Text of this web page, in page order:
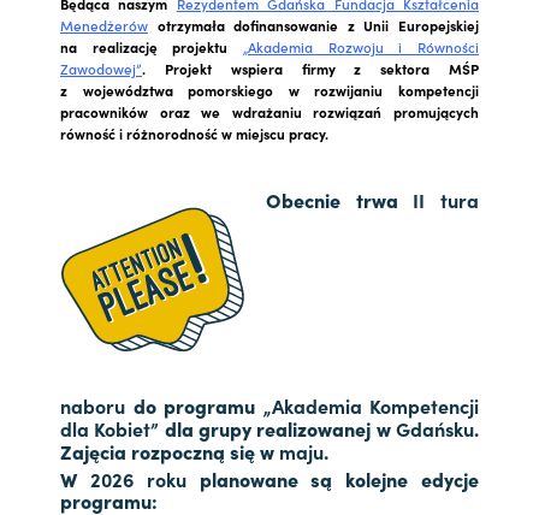
Menedżerów otrzymała dofinansowanie z Unii Europejskiej
na realizację projektu „Akademia Rozwoju i Równości
Zawodowej”. Projekt wspiera firmy z sektora MŚP
z województwa pomorskiego w rozwijaniu kompetencji
pracowników oraz we wdrażaniu rozwiązań promujących
równość i różnorodność w miejscu pracy.
Obecnie trwa II tura
naboru do programu „Akademia Kompetencji
dla Kobiet” dla grupy realizowanej wGdańsku.
Zajęcia rozpoczną się w maju.
W2026 rokuplanowane są kolejne edycje
programu: